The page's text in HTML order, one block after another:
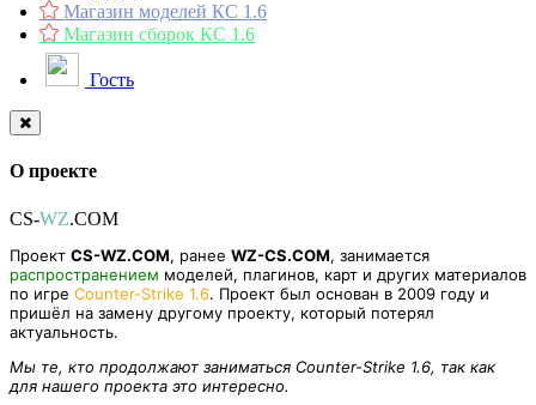
Магазин моделей КС 1.6
Магазин сборок КС 1.6
Гость
О проекте
CS-WZ.COM
Проект CS-WZ.COM, ранее WZ-CS.COM, занимается
распространением моделей, плагинов, карт и других материалов
по игре Counter-Strike 1.6. Проект был основан в 2009 году и
пришёл на замену другому проекту, который потерял
актуальность.
Мы те, кто продолжают заниматься Counter-Strike 1.6, так как
для нашего проекта это интересно.